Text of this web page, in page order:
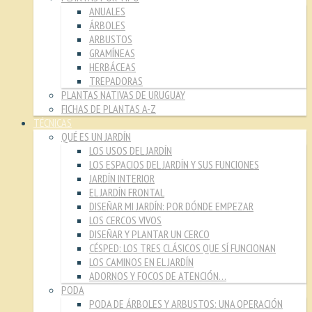
ANUALES
ÁRBOLES
ARBUSTOS
GRAMÍNEAS
HERBÁCEAS
TREPADORAS
PLANTAS NATIVAS DE URUGUAY
FICHAS DE PLANTAS A-Z
TÉCNICAS
QUÉ ES UN JARDÍN
LOS USOS DEL JARDÍN
LOS ESPACIOS DEL JARDÍN Y SUS FUNCIONES
JARDÍN INTERIOR
EL JARDÍN FRONTAL
DISEÑAR MI JARDÍN: POR DÓNDE EMPEZAR
LOS CERCOS VIVOS
DISEÑAR Y PLANTAR UN CERCO
CÉSPED: LOS TRES CLÁSICOS QUE SÍ FUNCIONAN
LOS CAMINOS EN EL JARDÍN
ADORNOS Y FOCOS DE ATENCIÓN…
PODA
PODA DE ÁRBOLES Y ARBUSTOS: UNA OPERACIÓN